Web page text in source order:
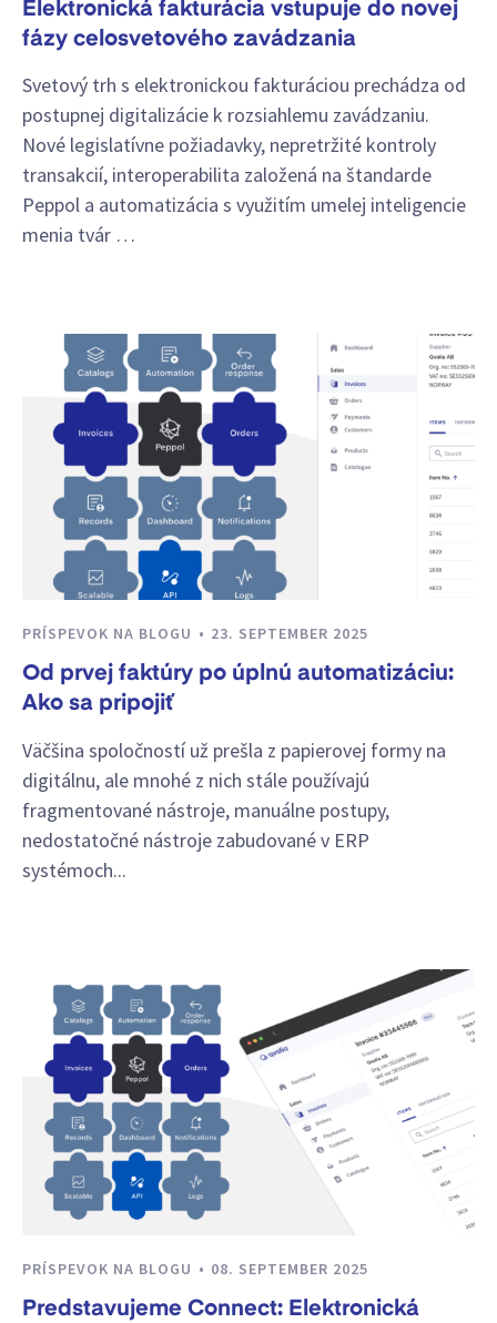
Elektronická fakturácia vstupuje do novej
fázy celosvetového zavádzania
Svetový trh s elektronickou fakturáciou prechádza od
postupnej digitalizácie k rozsiahlemu zavádzaniu.
Nové legislatívne požiadavky, nepretržité kontroly
transakcií, interoperabilita založená na štandarde
Peppol a automatizácia s využitím umelej inteligencie
menia tvár …
PRÍSPEVOK NA BLOGU 23. SEPTEMBER 2025
Od prvej faktúry po úplnú automatizáciu:
Ako sa pripojiť
Väčšina spoločností už prešla z papierovej formy na
digitálnu, ale mnohé z nich stále používajú
fragmentované nástroje, manuálne postupy,
nedostatočné nástroje zabudované v ERP
systémoch...
PRÍSPEVOK NA BLOGU 08. SEPTEMBER 2025
Predstavujeme Connect: Elektronická